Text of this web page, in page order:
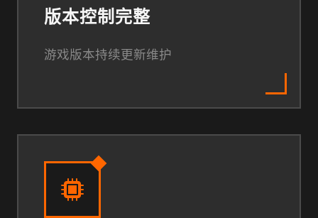
版本控制完整
游戏版本持续更新维护